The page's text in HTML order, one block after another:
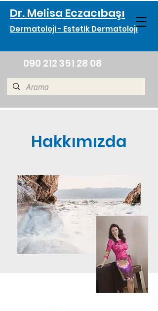
Dr. Melisa Eczacıbaşı
Dermatoloji - Estetik Dermatoloji
090 212 351 28 08
Hakkımızda